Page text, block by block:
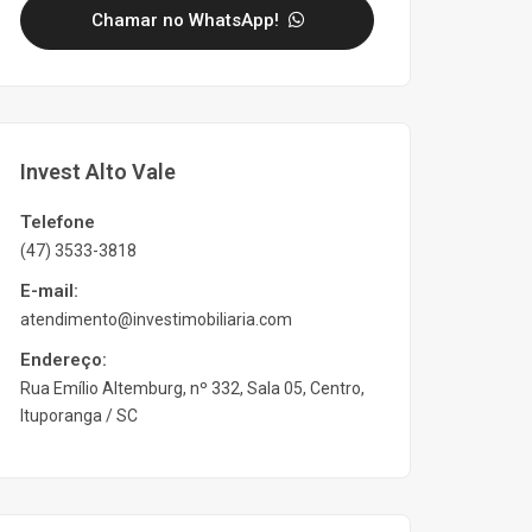
Chamar no WhatsApp!
Invest Alto Vale
Telefone
(47) 3533-3818
E-mail:
atendimento@investimobiliaria.com
Endereço:
Rua Emílio Altemburg, nº 332, Sala 05, Centro,
Ituporanga / SC